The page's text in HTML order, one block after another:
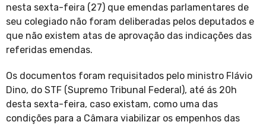
nesta sexta-feira (27) que emendas parlamentares de
seu colegiado não foram deliberadas pelos deputados e
que não existem atas de aprovação das indicações das
referidas emendas.
Os documentos foram requisitados pelo ministro Flávio
Dino, do STF (Supremo Tribunal Federal), até ás 20h
desta sexta-feira, caso existam, como uma das
condições para a Câmara viabilizar os empenhos das